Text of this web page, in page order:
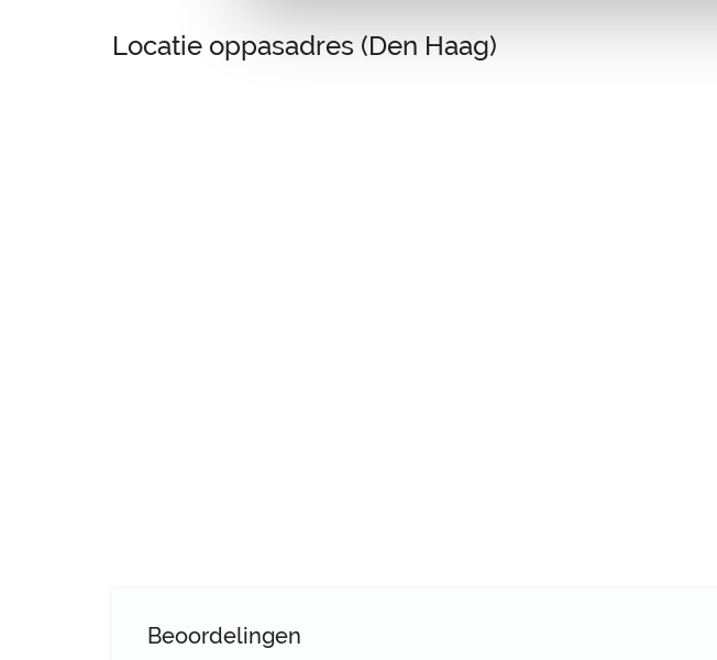
Locatie oppasadres (Den Haag)
Beoordelingen